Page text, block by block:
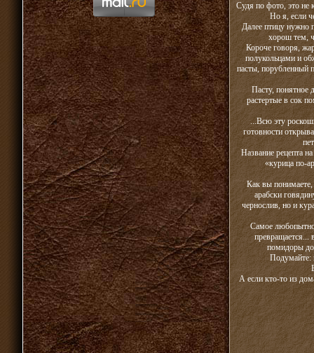
Судя по фото, это не
Но я, если
Далее птицу нужно
хорош тем,
Короче говоря,
полукольцами и
пасты, порубленный
Пасту, понятное
растертые в сок
...Всю эту
готовности
Название рецепта
«курица по-
Как вы понимаете,
арабски
чернослив, но и
Самое
превращается...
помидоры
Подумайте:
А если кто-то из